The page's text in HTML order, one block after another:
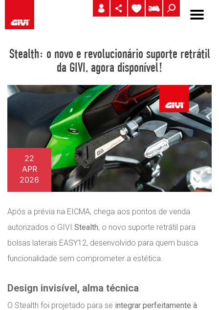
Stealth: o novo e revolucionário suporte retrátil
da GIVI, agora disponível!
22
APR
2026
Após a prévia na EICMA, chega aos pontos de venda
autorizados o GIVI Stealth, o novo suporte retrátil para
bolsas laterais EASY12, desenvolvido para quem busca
funcionalidade sem comprometer a estética.
Design invisível, alma técnica
O Stealth foi projetado para se integrar perfeitamente à